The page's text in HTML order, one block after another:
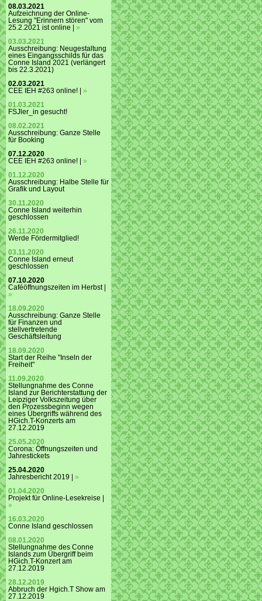
08.03.2021
Aufzeichnung der Online-
Lesung "Erinnern stören" vom
25.2.2021 ist online | »
03.03.2021
Ausschreibung: Neugestaltung
eines Eingangsschilds für das
Conne Island 2021 (verlängert
bis 22.3.2021)
02.03.2021
CEE IEH #263 online! | »
01.03.2021
FSJler_in gesucht!
08.02.2021
Ausschreibung: Ganze Stelle
für Booking
07.12.2020
CEE IEH #263 online! | »
01.12.2020
Ausschreibung: Halbe Stelle für
Grafik und Layout
30.11.2020
Conne Island weiterhin
geschlossen
26.11.2020
Werde Fördermitglied!
03.11.2020
Conne Island erneut
geschlossen
07.10.2020
Caféöffnungszeiten im Herbst |
»
18.09.2020
Ausschreibung: Ganze Stelle
für Finanzen und
stellvertretende
Geschäftsleitung
18.09.2020
Start der Reihe "Inseln der
Freiheit"
11.09.2020
Stellungnahme des Conne
Island zur Berichterstattung der
Leipziger Volkszeitung über
den Prozessbeginn wegen
eines Übergriffs während des
HGich.T-Konzerts am
27.12.2019
25.05.2020
Corona: Öffnungszeiten und
Jahrestickets
25.04.2020
Jahresbericht 2019 | »
01.04.2020
Projekt für Online-Lesekreise |
»
16.03.2020
Conne Island geschlossen
08.01.2020
Stellungnahme des Conne
Islands zum Übergriff beim
HGich.T-Konzert am
27.12.2019
28.12.2019
Abbruch der Hgich.T Show am
27.12.2019